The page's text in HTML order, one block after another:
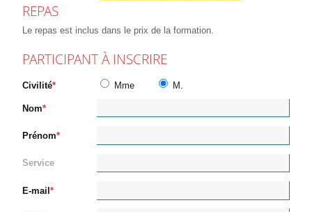
REPAS
Le repas est inclus dans le prix de la formation.
PARTICIPANT À INSCRIRE
Civilité Mme M.
Nom
Prénom
Service
E-mail